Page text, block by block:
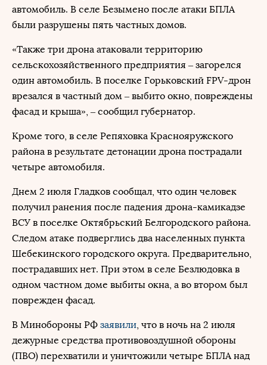
автомобиль. В селе Безымено после атаки БПЛА
были разрушены пять частных домов.
«Также три дрона атаковали территорию
сельскохозяйственного предприятия – загорелся
один автомобиль. В поселке Горьковский FPV-дрон
врезался в частный дом – выбито окно, повреждены
фасад и крыша», – сообщил губернатор.
Кроме того, в селе Репяховка Краснояружского
района в результате детонации дрона пострадали
четыре автомобиля.
Днем 2 июля Гладков сообщал, что один человек
получил ранения после падения дрона-камикадзе
ВСУ в поселке Октябрьский Белгородского района.
Следом атаке подверглись два населенных пункта
Шебекинского городского округа. Предварительно,
пострадавших нет. При этом в селе Безлюдовка в
одном частном доме выбиты окна, а во втором был
поврежден фасад.
В Минобороны РФ заявили, что в ночь на 2 июля
дежурные средства противовоздушной обороны
(ПВО) перехватили и уничтожили четыре БПЛА над